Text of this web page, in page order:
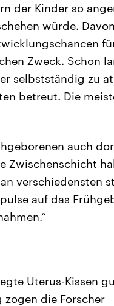
der Kinder so
würde. Davon
Zweck. Schon
selbstständig zu
betreut. Die
auch
Zwischenschicht
verschiedensten
auf das
Uterus-Kissen
die Forscher